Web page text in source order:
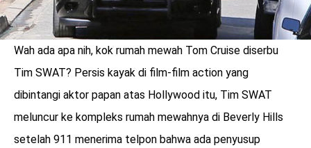
benefit
menarik
Wah ada apa nih, kok rumah mewah Tom Cruise diserbu
Tim SWAT? Persis kayak di film-film action yang
dibintangi aktor papan atas Hollywood itu, Tim SWAT
meluncur ke kompleks rumah mewahnya di Beverly Hills
setelah 911 menerima telpon bahwa ada penyusup